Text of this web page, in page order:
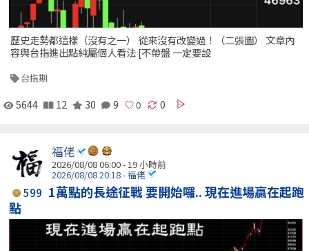
歷史走勢都這樣（沒有之一） 從來沒有改變過！（二張圖） 文章內
容與台指進出點純屬個人看法 [不帶盤 一定要設
台指期
5644 12 30 9 0
福佬
2026/08/08 06:00 - 19 小時前
2026/08/08 20:18 - 福佬
599 1萬點的長途征戰 要開始囉.. 現在進場贏在起跑
點